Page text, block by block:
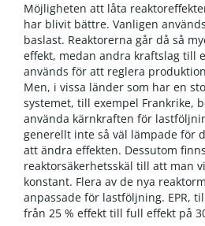
Möjligheten att låta
har blivit bättre. Vanligen
baslast. Reaktorerna går då så
effekt, medan andra kraftslag till
används för att reglera
Men, i vissa länder som har en
systemet, till exempel Frankrike,
använda kärnkraften för
generellt inte så väl lämpade för
att ändra effekten. Dessutom
reaktorsäkerhetsskäl till att man
konstant. Flera av de nya
anpassade för lastföljning. EPR,
från 25 % effekt till full effekt på